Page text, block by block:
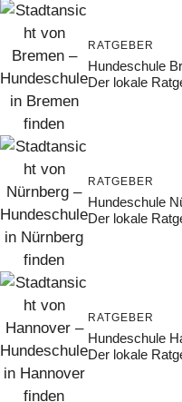
RATGEBER
Hundeschule
Der lokale
RATGEBER
Hundeschule
Der lokale
RATGEBER
Hundeschule
Der lokale